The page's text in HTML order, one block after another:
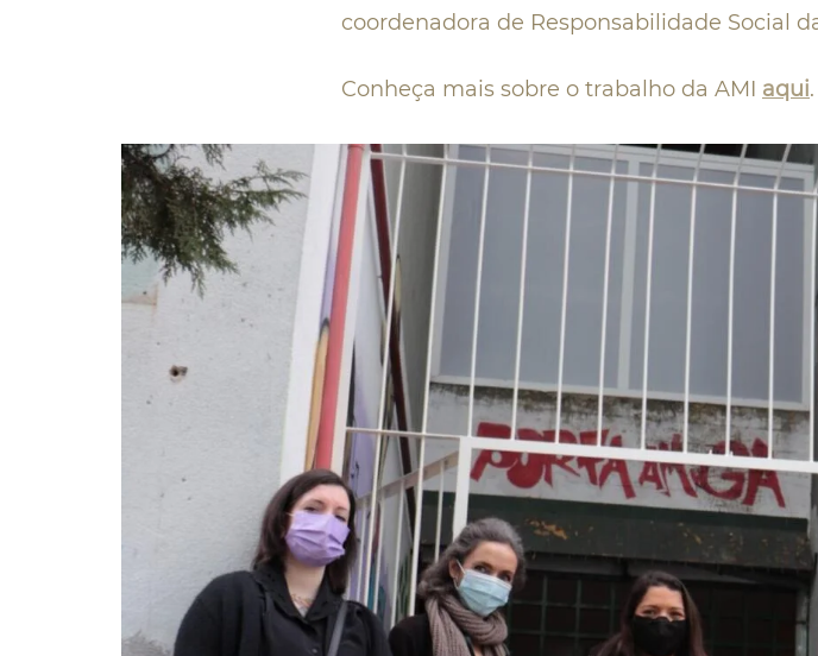
coordenadora de Responsabilidade Social
Conheça mais sobre o trabalho da AMI aqui.